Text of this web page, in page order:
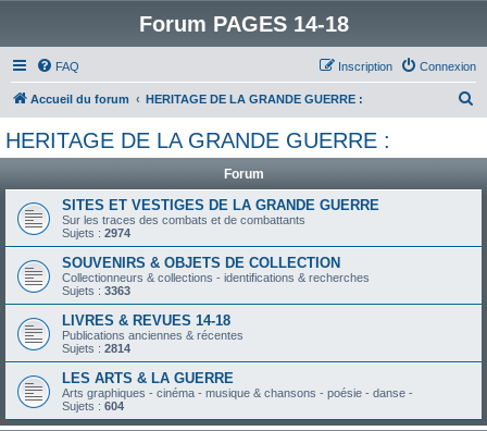
Forum PAGES 14-18
FAQ Connexion
Inscription
Accueil du forum HERITAGE DE LA GRANDE GUERRE :
e
HERITAGE DE LA GRANDE GUERRE :
Forum
SITES ET VESTIGES DE LA GRANDE GUERRE
Sur les traces des combats et de combattants
Sujets : 2974
SOUVENIRS & OBJETS DE COLLECTION
Collectionneurs & collections - identifications & recherches
Sujets : 3363
LIVRES & REVUES 14-18
Publications anciennes & récentes
Sujets : 2814
LES ARTS & LA GUERRE
Arts graphiques - cinéma - musique & chansons - poésie - danse -
Sujets : 604